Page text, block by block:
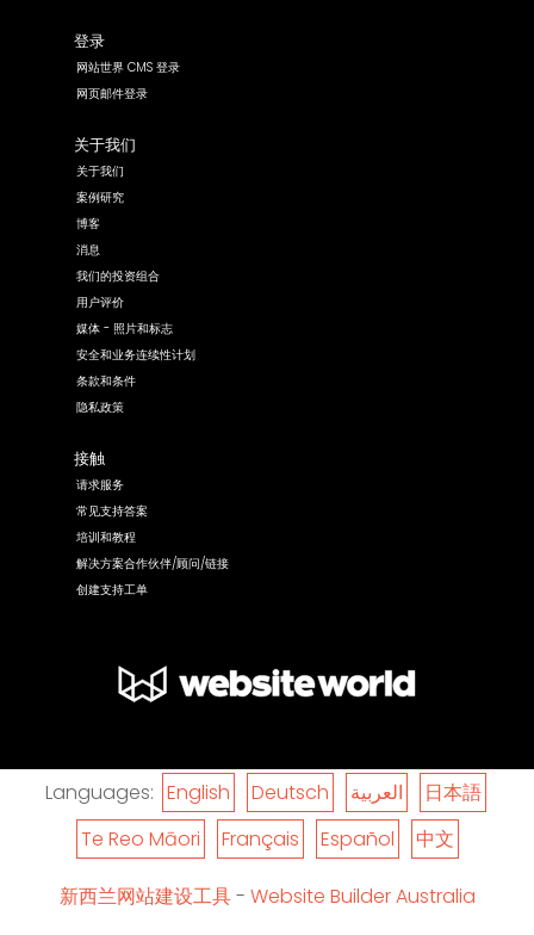
登录
网站世界 CMS 登录
网页邮件登录
关于我们
关于我们
案例研究
博客
消息
我们的投资组合
用户评价
媒体 - 照片和标志
安全和业务连续性计划
条款和条件
隐私政策
接触
请求服务
常见支持答案
培训和教程
解决方案合作伙伴/顾问/链接
创建支持工单
Languages: English Deutsch العربية
日本語
Te Reo Māori
Français Español 中文
新西兰网站建设工具- Website Builder Australia